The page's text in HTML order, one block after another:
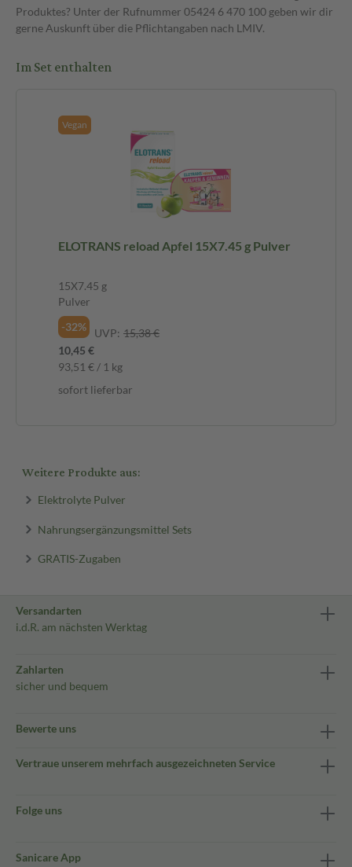
Produktes? Unter der Rufnummer 05424 6 470 100 geben wir dir
gerne Auskunft über die Pflichtangaben nach LMIV.
Im Set enthalten
Vegan
ELOTRANS reload Apfel 15X7.45 g Pulver
15X7.45 g
Pulver
-32%
UVP: 15,38 €
10,45 €
93,51 € / 1 kg
sofort lieferbar
Weitere Produkte aus:
Elektrolyte Pulver
Nahrungsergänzungsmittel Sets
GRATIS-Zugaben
Versandarten
i.d.R. am nächsten Werktag
Zahlarten
sicher und bequem
Bewerte uns
Vertraue unserem mehrfach ausgezeichneten Service
Folge uns
Sanicare App